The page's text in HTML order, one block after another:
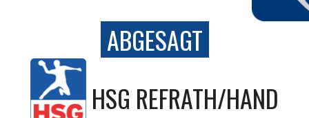
ABGESAGT
HSG REFRATH/HAND